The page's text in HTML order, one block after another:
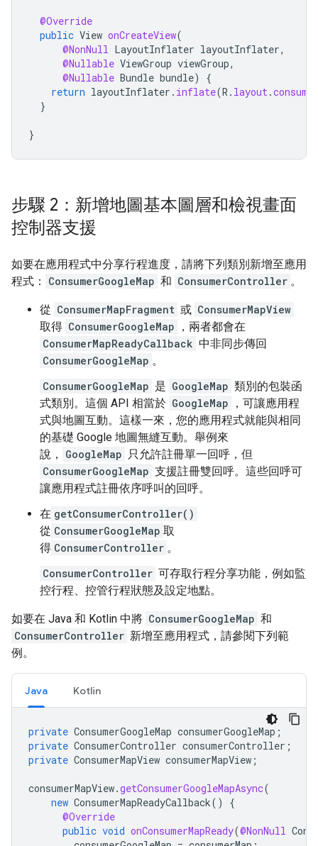
@Override
public View onCreateView(
@NonNull LayoutInflater layoutInflater,
@Nullable ViewGroup viewGroup,
@Nullable Bundle bundle)
{
return layoutInflater . inflate(R . layout.
}
}
步驟 2：新增地圖基本圖層和檢視畫面
控制器支援
如要在應用程式中分享行程進度，請將下列類別新增至應用
程式：
ConsumerGoogleMap 和 ConsumerController 。
從 ConsumerMapFragment 或 ConsumerMapView
取得 ConsumerGoogleMap
，兩者都會在
ConsumerMapReadyCallback 中非同步傳回
ConsumerGoogleMap 。
ConsumerGoogleMap 是 GoogleMap 類別的包裝函
式類別。這個 API 相當於 GoogleMap
，可讓應用程
式與地圖互動。這樣一來，您的應用程式就能與相同
的基礎 Google 地圖無縫互動。舉例來
說，
GoogleMap 只允許註冊單一回呼，但
ConsumerGoogleMap 支援註冊雙回呼。這些回呼可
讓應用程式註冊依序呼叫的回呼。
在 getConsumerController()
從 ConsumerGoogleMap 取
得 ConsumerController 。
ConsumerController 可存取行程分享功能，例如監
控行程、控管行程狀態及設定地點。
如要在 Java 和 Kotlin 中將 ConsumerGoogleMap 和
ConsumerController 新增至應用程式，請參閱下列範
例。
Java Kotlin
private ConsumerGoogleMap consumerGoogleMap ;
private ConsumerController consumerController ;
private ConsumerMapView consumerMapView ;
consumerMapView.getConsumerGoogleMapAsync(
new ConsumerMapReadyCallback()
{
@Override
public void onConsumerMapReady(@NonNull